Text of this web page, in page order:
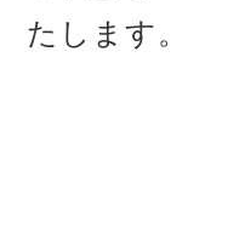
たします。